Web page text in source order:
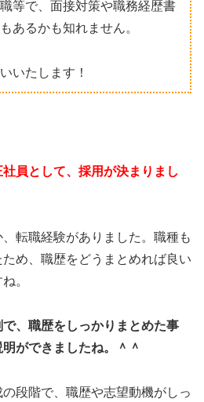
等で、面接対策や職務経歴書
あるかも知れません。
いたします！
員として、採用が決まりまし
転職経験がありました。職種も
め、職歴をどうまとめれば良い
。
、職歴をしっかりまとめた事
ができましたね。＾＾
段階で、職歴や志望動機がしっ